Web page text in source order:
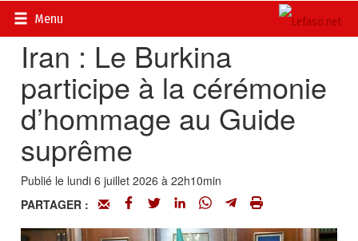
Menu
Accueil>
Iran : Le Burkina
participe à la cérémonie
d’hommage au Guide
suprême
Publié le lundi 6 juillet 2026 à 22h10min
PARTAGER :